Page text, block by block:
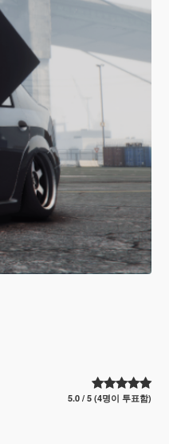
5.0 / 5 (4명이 투표함)